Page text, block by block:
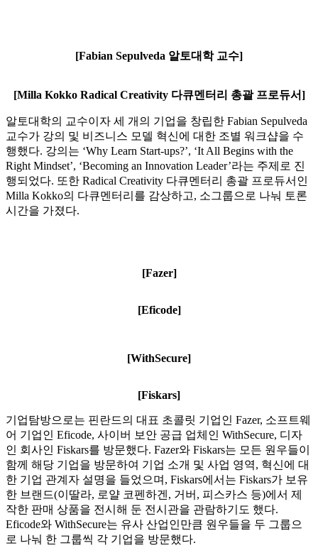
[Fabian Sepulveda 알토대학 교수]
[Milla Kokko Radical Creativity 다큐멘터리 총괄 프로듀서]
알토대학의 교수이자 세 개의 기업을 창립한 Fabian Sepulveda
교수가 강의 및 비즈니스 모델 혁신에 대한 조별 워크샵을 수
행했다. 강의는 ‘Why Learn Start-ups?’, ‘It All Begins with the
Right Mindset’, ‘Becoming an Innovation Leader’라는 주제로 진
행되었다. 또한 Radical Creativity 다큐멘터리 총괄 프로듀서인
Milla Kokko의 다큐멘터리를 감상하고, 소그룹으로 나눠 토론
시간을 가졌다.
[Fazer]
[Eficode]
[WithSecure]
[Fiskars]
기업탐방으로는 핀란드의 대표 초콜릿 기업인 Fazer, 소프트웨
어 기업인 Eficode, 사이버 보안 공급 업체인 WithSecure, 디자
인 회사인 Fiskars를 방문했다. Fazer와 Fiskars는 모든 원우들이
함께 해당 기업을 방문하여 기업 소개 및 사업 영역, 혁신에 대
한 기업 관계자 설명을 들었으며, Fiskars에서는 Fiskars가 보유
한 브랜드(이딸라, 로얄 코펜하겐, 거버, 피스카스 등)에서 제
작한 판매 상품을 전시해 둔 전시관을 관람하기도 했다.
Eficode와 WithSecure는 유사 산업인만큼 원우들을 두 그룹으
로 나눠 한 그룹씩 각 기업을 방문했다.